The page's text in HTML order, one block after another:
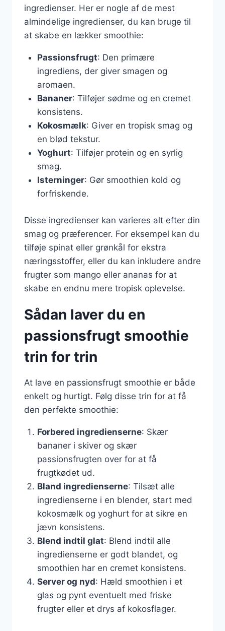
ingredienser. Her er nogle af de mest
almindelige ingredienser, du kan bruge til
at skabe en lækker smoothie:
Passionsfrugt: Den primære
ingrediens, der giver smagen og
aromaen.
Bananer: Tilføjer sødme og en cremet
konsistens.
Kokosmælk: Giver en tropisk smag og
en blød tekstur.
Yoghurt: Tilføjer protein og en syrlig
smag.
Isterninger: Gør smoothien kold og
forfriskende.
Disse ingredienser kan varieres alt efter din
smag og præferencer. For eksempel kan du
tilføje spinat eller grønkål for ekstra
næringsstoffer, eller du kan inkludere andre
frugter som mango eller ananas for at
skabe en endnu mere tropisk oplevelse.
Sådan laver du en
passionsfrugt smoothie
trin for trin
At lave en passionsfrugt smoothie er både
enkelt og hurtigt. Følg disse trin for at få
den perfekte smoothie:
Forbered ingredienserne: Skær
bananer i skiver og skær
passionsfrugten over for at få
frugtkødet ud.
Bland ingredienserne: Tilsæt alle
ingredienserne i en blender, start med
kokosmælk og yoghurt for at sikre en
jævn konsistens.
Blend indtil glat: Blend indtil alle
ingredienserne er godt blandet, og
smoothien har en cremet konsistens.
Server og nyd: Hæld smoothien i et
glas og pynt eventuelt med friske
frugter eller et drys af kokosflager.